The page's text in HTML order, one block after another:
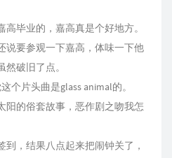
毕业的，嘉高真是个好地方。
说要参观一下嘉高，体味一下他
破旧了点。
个片头曲是glass animal的。
阳的俗套故事，恶作剧之吻我怎
，结果八点起来把闹钟关了，